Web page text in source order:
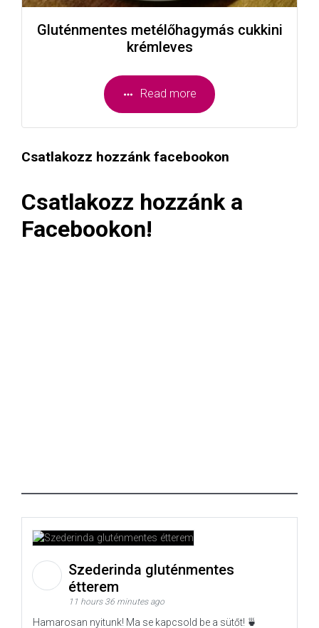
Gluténmentes metélőhagymás cukkini
krémleves
Read more
Csatlakozz hozzánk facebookon
Csatlakozz hozzánk a
Facebookon!
Szederinda gluténmentes
étterem
11 hours 36 minutes ago
Hamarosan nyitunk! Ma se kapcsold be a sütőt! 🍵